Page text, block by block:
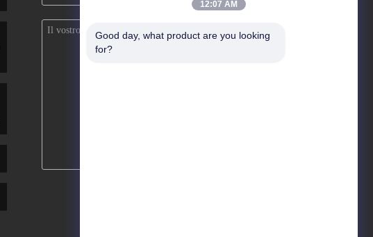
12:07 AM
Good day, what product are you looking
for?